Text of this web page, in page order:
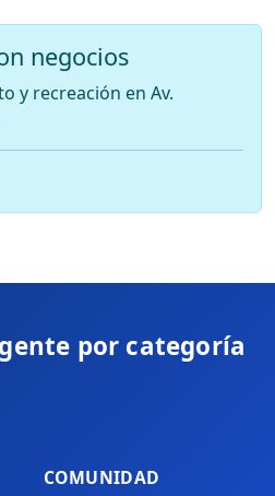
negocios
y recreación en Av.
por categoría
COMUNIDAD